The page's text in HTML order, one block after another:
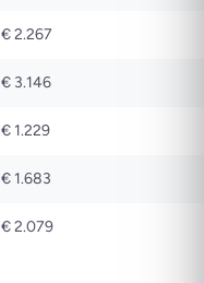
€ 2.267
€ 3.146
€ 1.229
€ 1.683
€ 2.079